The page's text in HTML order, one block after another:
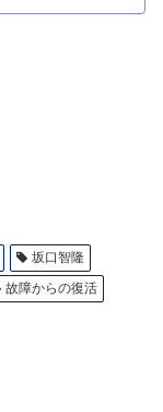
坂口智隆
故障からの復活